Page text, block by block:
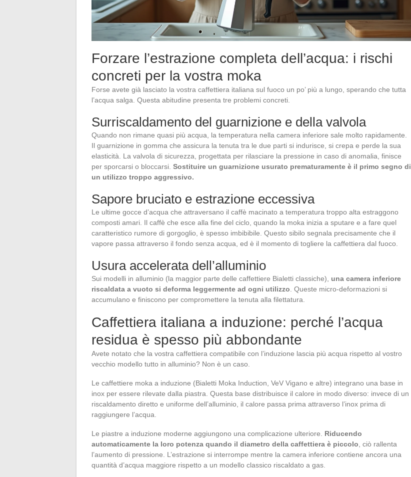
Forzare l’estrazione completa dell’acqua: i rischi
concreti per la vostra moka
Forse avete già lasciato la vostra caffettiera italiana sul fuoco un po’ più a lungo, sperando che tutta
l’acqua salga. Questa abitudine presenta tre problemi concreti.
Surriscaldamento del guarnizione e della valvola
Quando non rimane quasi più acqua, la temperatura nella camera inferiore sale molto rapidamente.
Il guarnizione in gomma che assicura la tenuta tra le due parti si indurisce, si crepa e perde la sua
elasticità. La valvola di sicurezza, progettata per rilasciare la pressione in caso di anomalia, finisce
per sporcarsi o bloccarsi. Sostituire un guarnizione usurato prematuramente è il primo segno di
un utilizzo troppo aggressivo.
Sapore bruciato e estrazione eccessiva
Le ultime gocce d’acqua che attraversano il caffè macinato a temperatura troppo alta estraggono
composti amari. Il caffè che esce alla fine del ciclo, quando la moka inizia a sputare e a fare quel
caratteristico rumore di gorgoglio, è spesso imbibibile. Questo sibilo segnala precisamente che il
vapore passa attraverso il fondo senza acqua, ed è il momento di togliere la caffettiera dal fuoco.
Usura accelerata dell’alluminio
Sui modelli in alluminio (la maggior parte delle caffettiere Bialetti classiche), una camera inferiore
riscaldata a vuoto si deforma leggermente ad ogni utilizzo . Queste micro-deformazioni si
accumulano e finiscono per compromettere la tenuta alla filettatura.
Caffettiera italiana a induzione: perché l’acqua
residua è spesso più abbondante
Avete notato che la vostra caffettiera compatibile con l’induzione lascia più acqua rispetto al vostro
vecchio modello tutto in alluminio? Non è un caso.
Le caffettiere moka a induzione (Bialetti Moka Induction, VeV Vigano e altre) integrano una base in
inox per essere rilevate dalla piastra. Questa base distribuisce il calore in modo diverso: invece di un
riscaldamento diretto e uniforme dell’alluminio, il calore passa prima attraverso l’inox prima di
raggiungere l’acqua.
Le piastre a induzione moderne aggiungono una complicazione ulteriore. Riducendo
automaticamente la loro potenza quando il diametro della caffettiera è piccolo , ciò rallenta
l’aumento di pressione. L’estrazione si interrompe mentre la camera inferiore contiene ancora una
quantità d’acqua maggiore rispetto a un modello classico riscaldato a gas.